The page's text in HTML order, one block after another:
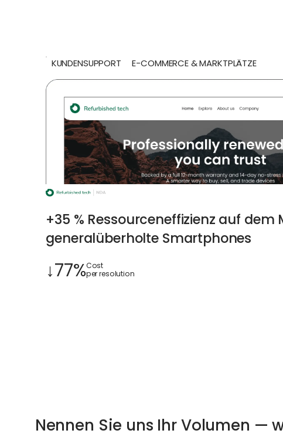
KUNDENSUPPORT E-COMMERCE & MARKTPLÄTZE
+35 % Ressourceneffizienz auf dem
generalüberholte Smartphones
↓77%Cost
per resolution
Nennen Sie uns Ihr Volumen —